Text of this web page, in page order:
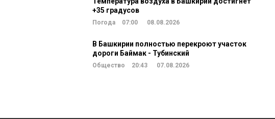
+35 градусов
Погода 07:00 08.08.2026
В Башкирии полностью перекроют участок
дороги Баймак - Тубинский
Общество 20:43 07.08.2026